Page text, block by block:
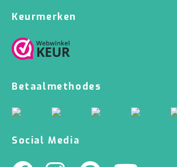
Keurmerken
Betaalmethodes
Social Media